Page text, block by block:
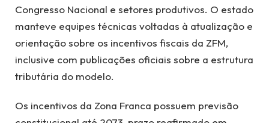
Congresso Nacional e setores produtivos. O estado
manteve equipes técnicas voltadas à atualização e
orientação sobre os incentivos fiscais da ZFM,
inclusive com publicações oficiais sobre a estrutura
tributária do modelo.
Os incentivos da Zona Franca possuem previsão